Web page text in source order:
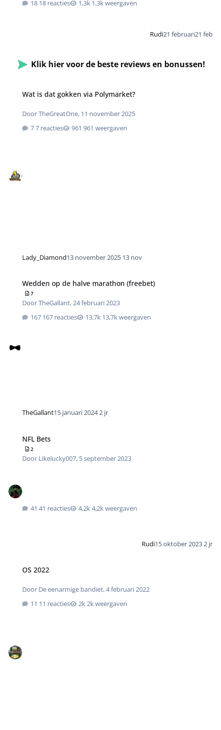
18 reacties 1,3k weergaven
Rudi21 februari21 feb
Klik hier voor de beste reviews en bonussen!
Wat is dat gokken via Polymarket?
DoorTheGreatOne, 11 november 2025
7 reacties
961 weergaven
Lady_Diamond13 november 2025 13 nov
Wedden op de halve marathon (freebet)
7
DoorTheGallant,24 februari 2023
167 reacties
13,7k weergaven
TheGallant15 januari 20242 jr
NFL Bets
2
Door Likelucky007, 5 september 2023
41 reacties 4,2k weergaven
Rudi15 oktober 20232 jr
OS 2022
Door De eenarmige bandiet,4 februari 2022
11 reacties
2k weergaven